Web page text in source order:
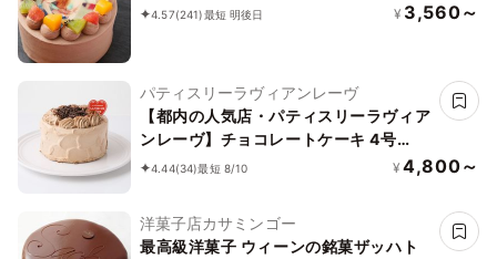
4.57(241)最短 明後日 ¥ 3,560～
パティスリーラヴィアンレーヴ
【都内の人気店・パティスリーラヴィア
ンレーヴ】チョコレートケーキ 4号
12cm
4.44(34)最短 8/10 ¥ 4,800～
洋菓子店カサミンゴー
最高級洋菓子 ウィーンの銘菓ザッハト